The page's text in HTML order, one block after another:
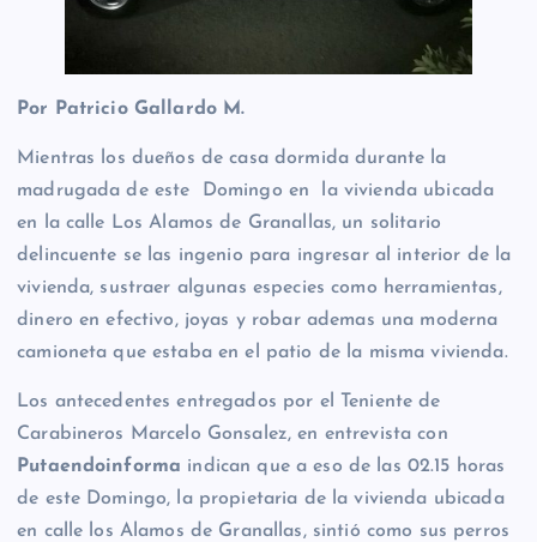
Por Patricio Gallardo M.
Mientras los dueños de casa dormida durante la
madrugada de este Domingo en la vivienda ubicada
en la calle Los Alamos de Granallas, un solitario
delincuente se las ingenio para ingresar al interior de la
vivienda, sustraer algunas especies como herramientas,
dinero en efectivo, joyas y robar ademas una moderna
camioneta que estaba en el patio de la misma vivienda.
Los antecedentes entregados por el Teniente de
Carabineros Marcelo Gonsalez, en entrevista con
Putaendoinforma indican que a eso de las 02.15 horas
de este Domingo, la propietaria de la vivienda ubicada
en calle los Alamos de Granallas, sintió como sus perros